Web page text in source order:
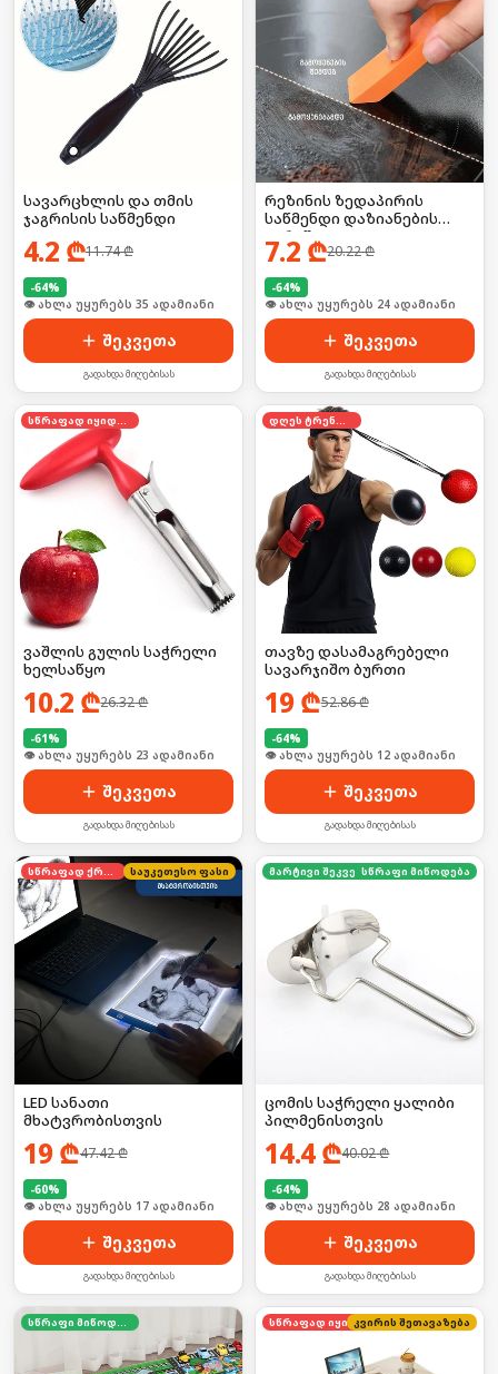
სავარცხლის და თმის
ჯაგრისის საწმენდი
4.2 ₾11.74₾
-64%
🛒 ბოლო 24სთ-ში იყიდა 53-მა
შეკვეთა
გადახდა მიღებისას
რეზინის ზედაპირის
საწმენდი დაზიანების
გარეშე
7.2 ₾20.22₾
-64%
🛒 ბოლო 24სთ-ში იყიდა 31-მა
შეკვეთა
გადახდა მიღებისას
ვაშლის გულის საჭრელი
ხელსაწყო
10.2 ₾26.32₾
-61%
🛒 ბოლო 24სთ-ში იყიდა 31-მა
შეკვეთა
გადახდა მიღებისას
თავზე დასამაგრებელი
სავარჯიშო ბურთი
19 ₾52.86₾
-64%
🛒 ბოლო 24სთ-ში იყიდა 19-მა
შეკვეთა
გადახდა მიღებისას
საუკეთესო ფასი
LED სანათი
მხატვრობისთვის
19 ₾47.42₾
-60%
🛒 ბოლო 24სთ-ში იყიდა 24-მა
შეკვეთა
გადახდა მიღებისას
მარტივი შეკვეთასწრაფი მიწოდება
ცომის საჭრელი ყალიბი
პილმენისთვის
14.4₾40.02₾
-64%
🛒 ბოლო 24სთ-ში იყიდა 38-მა
შეკვეთა
გადახდა მიღებისას
სწრაფად იყიდება
კვირის შეთავაზება